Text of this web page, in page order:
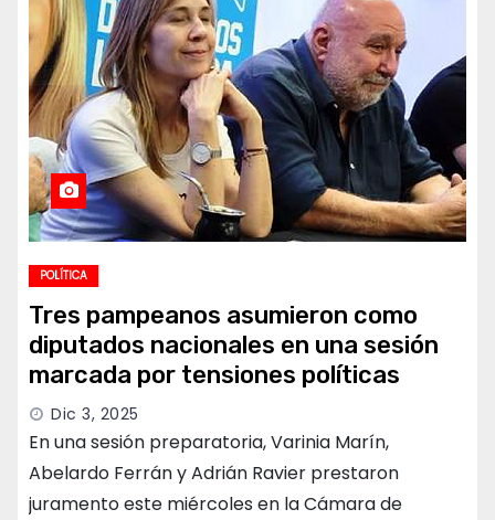
POLÍTICA
Tres pampeanos asumieron como
diputados nacionales en una sesión
marcada por tensiones políticas
Dic 3, 2025
En una sesión preparatoria, Varinia Marín,
Abelardo Ferrán y Adrián Ravier prestaron
juramento este miércoles en la Cámara de